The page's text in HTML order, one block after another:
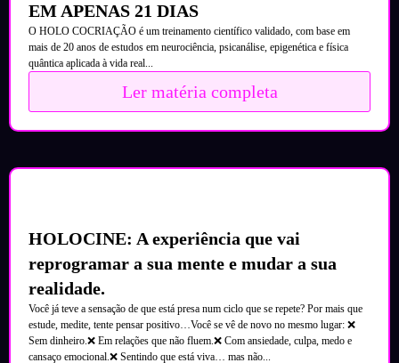
EM APENAS 21 DIAS
O HOLO COCRIAÇÃO é um treinamento científico validado, com base em
mais de 20 anos de estudos em neurociência, psicanálise, epigenética e física
quântica aplicada à vida real...
Ler matéria completa
HOLOCINE: A experiência que vai
reprogramar a sua mente e mudar a sua
realidade.
Você já teve a sensação de que está presa num ciclo que se repete? Por mais que
estude, medite, tente pensar positivo…Você se vê de novo no mesmo lugar: ❌
Sem dinheiro.❌ Em relações que não fluem.❌ Com ansiedade, culpa, medo e
cansaço emocional.❌ Sentindo que está viva… mas não...